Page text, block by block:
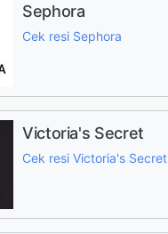
Sephora
Cek resi Sephora
Victoria's Secret
Cek resi Victoria's Secret